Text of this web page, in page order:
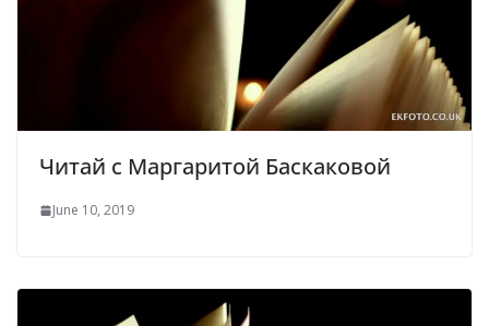
Читай с Маргаритой Баскаковой
June 10, 2019